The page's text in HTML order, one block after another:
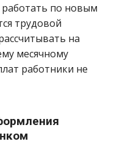
работать по новым
трудовой
на
месячному
работники не